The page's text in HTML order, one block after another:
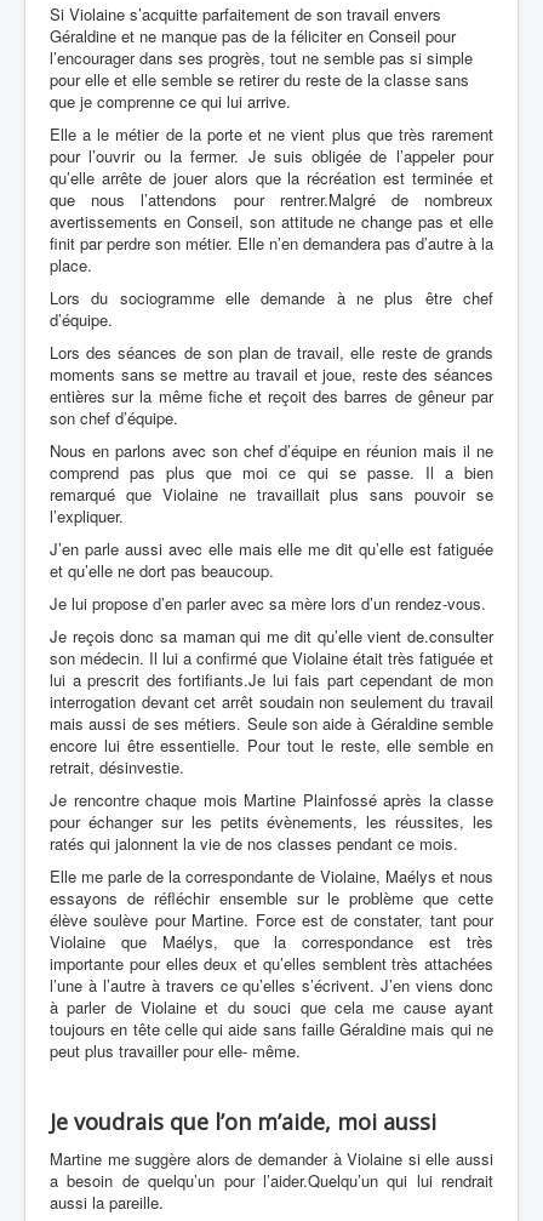
Si Violaine s’acquitte parfaitement de son travail envers
Géraldine et ne manque pas de la féliciter en Conseil pour
l’encourager dans ses progrès, tout ne semble pas si simple
pour elle et elle semble se retirer du reste de la classe sans
que je comprenne ce qui lui arrive.
Elle a le métier de la porte et ne vient plus que très rarement
pour l’ouvrir ou la fermer. Je suis obligée de l’appeler pour
qu’elle arrête de jouer alors que la récréation est terminée et
que nous l’attendons pour rentrer.Malgré de nombreux
avertissements en Conseil, son attitude ne change pas et elle
finit par perdre son métier. Elle n’en demandera pas d’autre à la
place.
Lors du sociogramme elle demande à ne plus être chef
d’équipe.
Lors des séances de son plan de travail, elle reste de grands
moments sans se mettre au travail et joue, reste des séances
entières sur la même fiche et reçoit des barres de gêneur par
son chef d’équipe.
Nous en parlons avec son chef d’équipe en réunion mais il ne
comprend pas plus que moi ce qui se passe. Il a bien
remarqué que Violaine ne travaillait plus sans pouvoir se
l’expliquer.
J’en parle aussi avec elle mais elle me dit qu’elle est fatiguée
et qu’elle ne dort pas beaucoup.
Je lui propose d’en parler avec sa mère lors d’un rendez-vous.
Je reçois donc sa maman qui me dit qu’elle vient de.consulter
son médecin. Il lui a confirmé que Violaine était très fatiguée et
lui a prescrit des fortifiants.Je lui fais part cependant de mon
interrogation devant cet arrêt soudain non seulement du travail
mais aussi de ses métiers. Seule son aide à Géraldine semble
encore lui être essentielle. Pour tout le reste, elle semble en
retrait, désinvestie.
Je rencontre chaque mois Martine Plainfossé après la classe
pour échanger sur les petits évènements, les réussites, les
ratés qui jalonnent la vie de nos classes pendant ce mois.
Elle me parle de la correspondante de Violaine, Maélys et nous
essayons de réfléchir ensemble sur le problème que cette
élève soulève pour Martine. Force est de constater, tant pour
Violaine que Maélys, que la correspondance est très
importante pour elles deux et qu’elles semblent très attachées
l’une à l’autre à travers ce qu’elles s’écrivent. J’en viens donc
à parler de Violaine et du souci que cela me cause ayant
toujours en tête celle qui aide sans faille Géraldine mais qui ne
peut plus travailler pour elle- même.
Je voudrais que l’on m’aide, moi aussi
Martine me suggère alors de demander à Violaine si elle aussi
a besoin de quelqu’un pour l’aider.Quelqu’un qui lui rendrait
aussi la pareille.